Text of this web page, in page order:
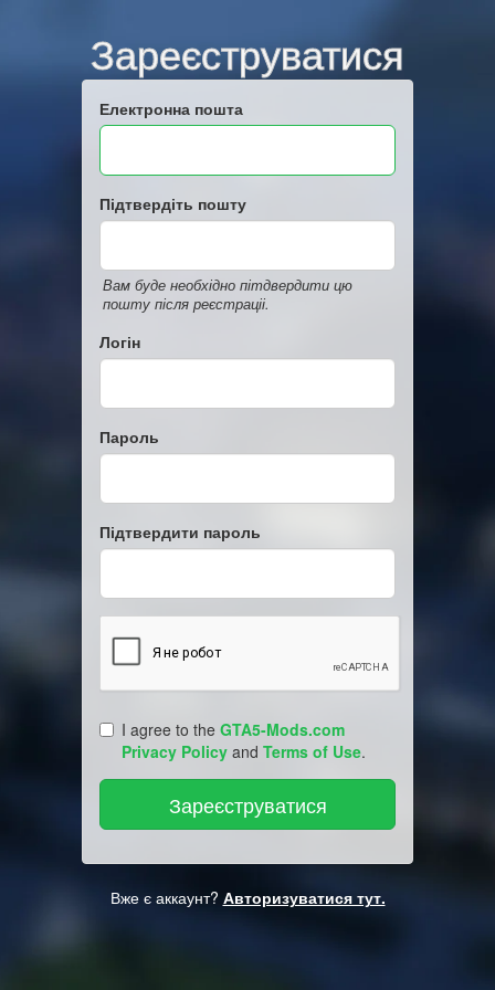
Зареєструватися
Електронна пошта
Підтвердіть пошту
Вам буде необхідно пітдвердити цю
пошту після реєстраціі.
Логін
Пароль
Підтвердити пароль
I agree to the GTA5-Mods.com
Privacy Policy and Terms of Use.
Вже є аккаунт? Авторизуватися тут.